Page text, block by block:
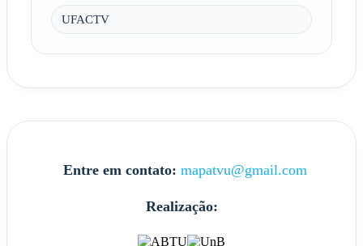
UFACTV
Entre em contato: mapatvu@gmail.com
Realização: